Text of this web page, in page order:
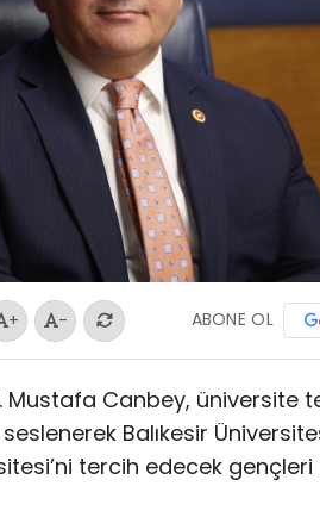
+ - ABONE OL
Mustafa Canbey, üniversite
Balıkesir
tercih edecek gençleri